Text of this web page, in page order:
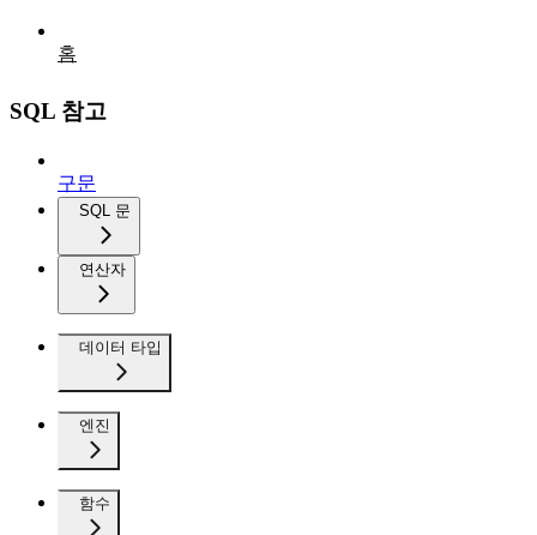
홈
SQL 참고
구문
SQL 문
연산자
데이터 타입
엔진
함수